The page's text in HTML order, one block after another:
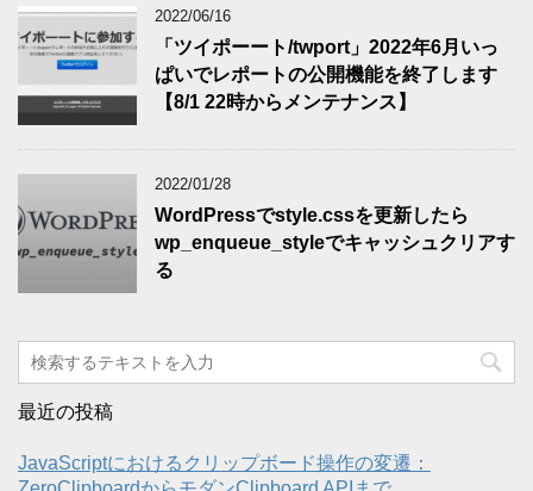
2022/06/16
「ツイポーート/twport」2022年6月いっ
ぱいでレポートの公開機能を終了します
【8/1 22時からメンテナンス】
2022/01/28
WordPressでstyle.cssを更新したら
wp_enqueue_styleでキャッシュクリアす
る
最近の投稿
JavaScriptにおけるクリップボード操作の変遷：